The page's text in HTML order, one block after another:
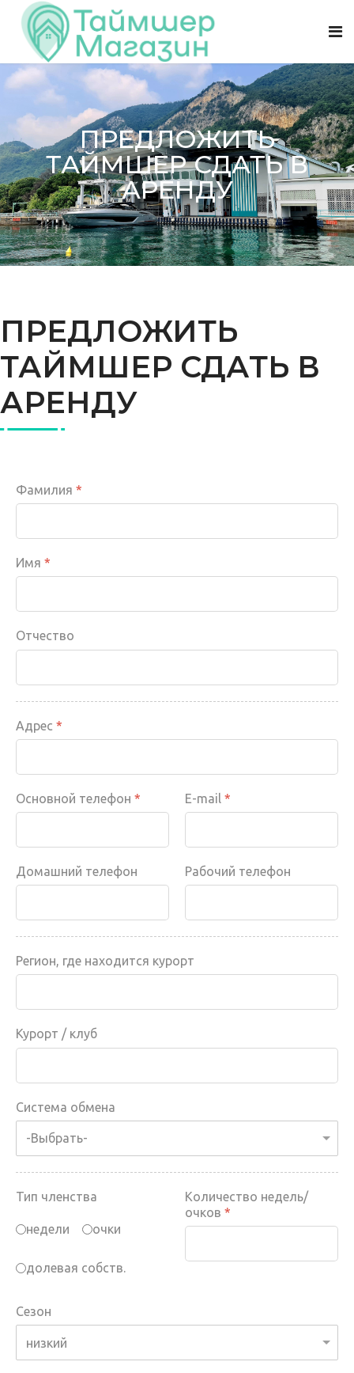
ПРЕДЛОЖИТЬ
ТАЙМШЕР СДАТЬ В
АРЕНДУ
ПРЕДЛОЖИТЬ
ТАЙМШЕР СДАТЬ В
АРЕНДУ
Фамилия *
Имя *
Отчество
Адрес *
Основной телефон * E-mail *
Домашний телефон Рабочий телефон
Регион, где находится курорт
Курорт / клуб
Система обмена
Тип членства
недели очки
долевая собств.
Количество недель/
очков *
Сезон